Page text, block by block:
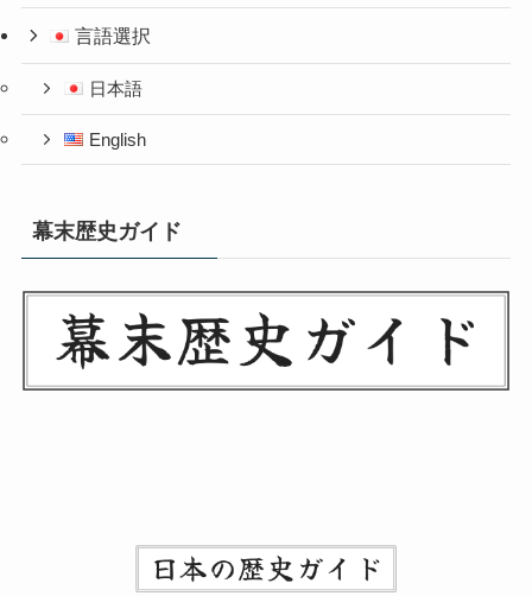
言語選択
日本語
English
幕末歴史ガイド